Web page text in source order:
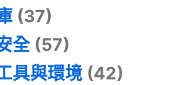
(37)
全(57)
具與環境(42)